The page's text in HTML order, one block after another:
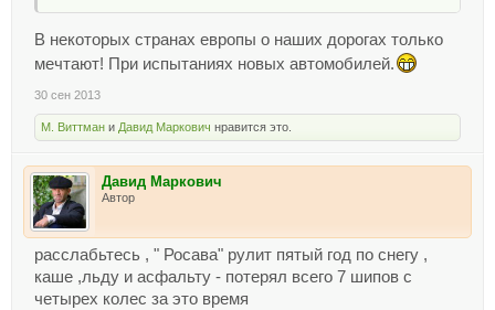
В некоторых странах европы о наших дорогах только
мечтают! При испытаниях новых автомобилей.
30 сен 2013
М. Виттман и Давид Маркович нравится это.
Давид Маркович
Автор
расслабьтесь , " Росава" рулит пятый год по снегу ,
каше ,льду и асфальту - потерял всего 7 шипов с
четырех колес за это время